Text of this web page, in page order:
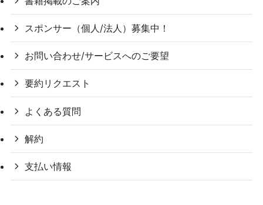
スポンサー（個人/法人）募集中！
お問い合わせ/サービスへのご要望
要約リクエスト
よくある質問
解約
支払い情報